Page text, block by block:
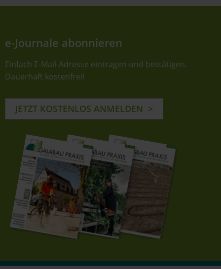
e-Journale abonnieren
Einfach E-Mail-Adresse eintragen und bestätigen.
Dauerhaft kostenfrei!
JETZT KOSTENLOS ANMELDEN